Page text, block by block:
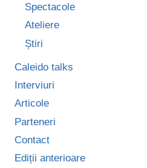
Spectacole
Ateliere
Știri
Caleido talks
Interviuri
Articole
Parteneri
Contact
Ediții anterioare